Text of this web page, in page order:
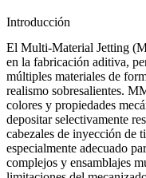
Introducción
El Multi-Material Jetting
en la fabricación aditiva,
múltiples materiales de
realismo sobresalientes.
colores y propiedades
depositar selectivamente
cabezales de inyección de
especialmente adecuado
complejos y ensamblajes